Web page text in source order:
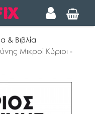
& Βιβλία
Μικροί Κύριοι -